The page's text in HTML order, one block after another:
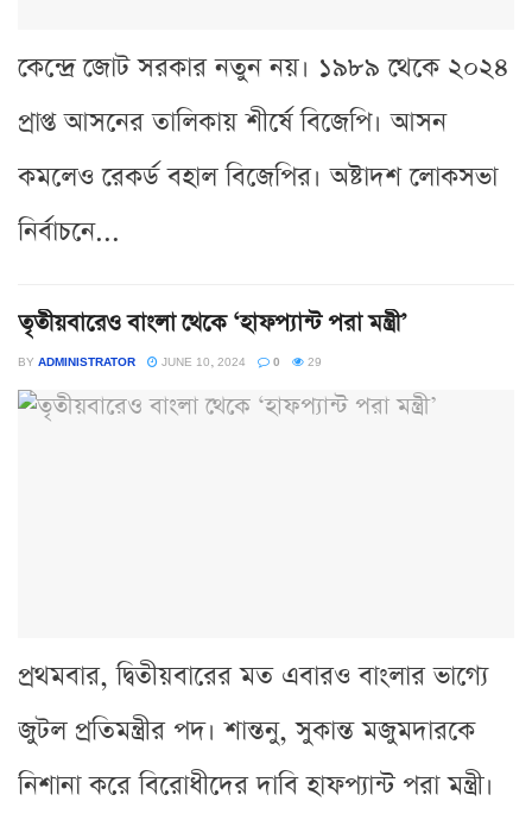
কেন্দ্রে জোট সরকার নতুন নয়। ১৯৮৯ থেকে ২০২৪
প্রাপ্ত আসনের তালিকায় শীর্ষে বিজেপি। আসন
কমলেও রেকর্ড বহাল বিজেপির। অষ্টাদশ লোকসভা
নির্বাচনে...
তৃতীয়বারেও বাংলা থেকে ‘হাফপ্যান্ট পরা মন্ত্রী’
BY ADMINISTRATOR JUNE 10, 2024 0 29
প্রথমবার, দ্বিতীয়বারের মত এবারও বাংলার ভাগ্যে
জুটল প্রতিমন্ত্রীর পদ। শান্তনু, সুকান্ত মজুমদারকে
নিশানা করে বিরোধীদের দাবি হাফপ্যান্ট পরা মন্ত্রী।